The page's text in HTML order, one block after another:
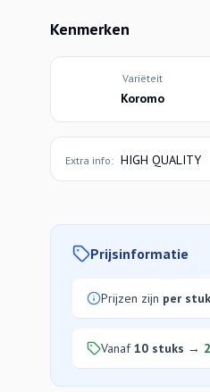
Kenmerken
Variëteit
Koromo
Extra info: HIGH QUALITY
Prijsinformatie
Prijzen zijn per stuk
Vanaf10 stuks →